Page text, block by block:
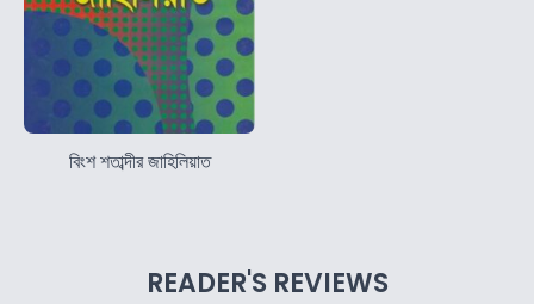
বিংশ শতাব্দীর জাহিলিয়াত
READER'S REVIEWS